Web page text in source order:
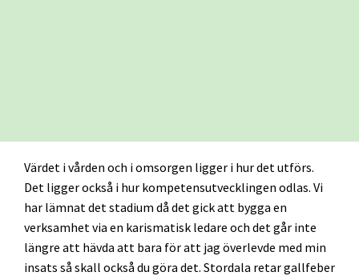
Värdet i vården och i omsorgen ligger i hur det utförs.
Det ligger också i hur kompetensutvecklingen odlas. Vi
har lämnat det stadium då det gick att bygga en
verksamhet via en karismatisk ledare och det går inte
längre att hävda att bara för att jag överlevde med min
insats så skall också du göra det. Stordala retar gallfeber